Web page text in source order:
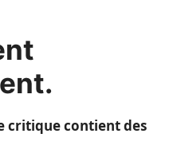
critique contient des